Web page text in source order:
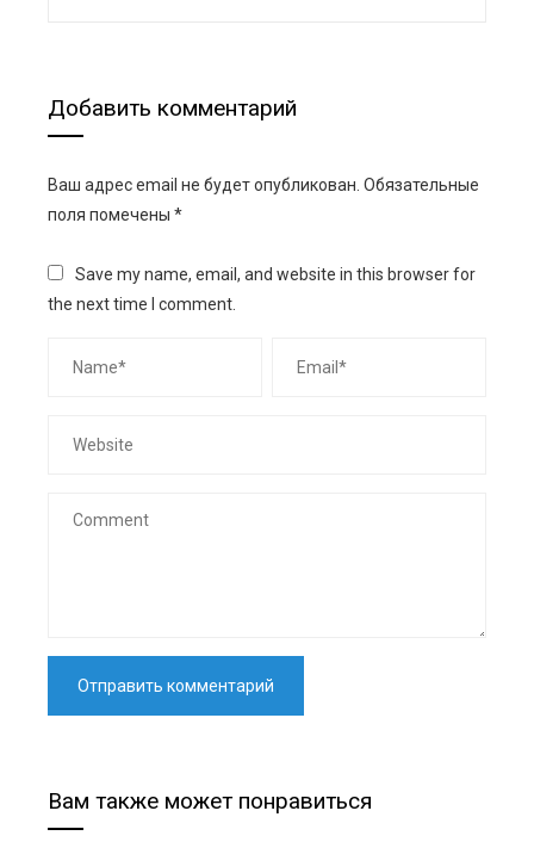
Добавить комментарий
Ваш адрес email не будет опубликован. Обязательные
поля помечены *
Save my name, email, and website in this browser for
the next time I comment.
Вам также может понравиться